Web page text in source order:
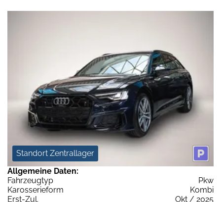
Standort Zentrallager
Allgemeine Daten:
Fahrzeugtyp
Pkw
Karosserieform
Kombi
Erst-Zul.
Okt / 2025